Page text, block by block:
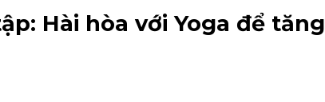
Hài hòa với Yoga để tăng